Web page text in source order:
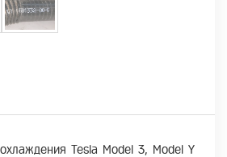
Tesla Model 3, Model Y